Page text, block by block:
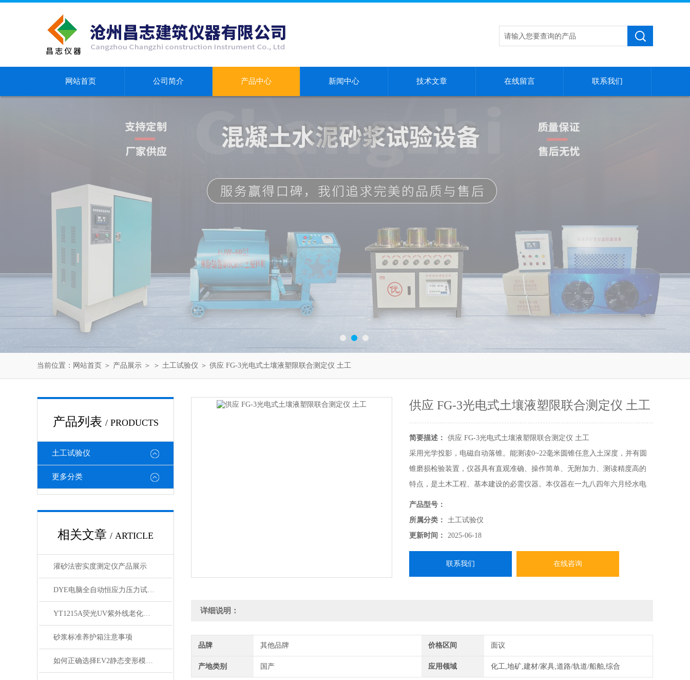
网站首页 公司简介 产品中心 新闻中心 技术文章 在线留言 联系我们
当前位置： 网站首页 ＞ 产品展示 ＞ ＞ 土工试验仪 ＞ 供应 FG-3光电式土壤液塑限联合测定仪 土工
产品列表 / PRODUCTS
土工试验仪
更多分类
相关文章 / ARTICLE
灌砂法密实度测定仪产品展示
DYE电脑全自动恒应力压力试验机 产品展示
YT1215A荧光UV紫外线老化箱产品简介
砂浆标准养护箱注意事项
如何正确选择EV2静态变形模量测试仪设备？
供应 FG-3光电式土壤液塑限联合测定仪 土工
简要描述：
供应 FG-3光电式土壤液塑限联合测定仪 土工
采用光学投影，电磁自动落锥。能测读0~22毫米圆锥任意入土深度，并有圆
锥磨损检验装置，仪器具有直观准确、操作简单、无附加力、测读精度高的
特点，是土木工程、基本建设的必需仪器。本仪器在一九八四年六月经水电
部《界限含水量试验规程会议》审定，给予好的评价，确认FG-III型符合新规
程的使用要求，并被推荐使用。
产品型号：
所属分类：
土工试验仪
更新时间：
2025-06-18
联系我们 在线咨询
详细说明：
品牌 其他品牌 价格区间 面议
产地类别 国产 应用领域 化工,地矿,建材/家具,道路/轨道/船舶,综合